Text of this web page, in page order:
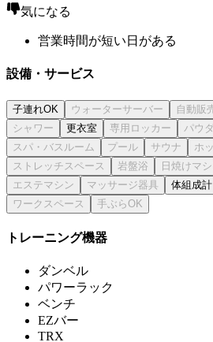
気になる
営業時間が短い日がある
設備・サービス
子連れOK
更衣室
体組成計
トレーニング機器
ダンベル
パワーラック
ベンチ
EZバー
TRX